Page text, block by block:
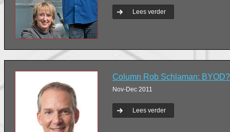
Lees verder
Column Rob Schlaman: BYOD?
Nov-Dec 2011
Lees verder